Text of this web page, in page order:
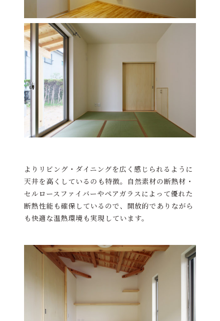
よりリビング・ダイニングを広く感じられるように
天井を高くしているのも特徴。自然素材の断熱材・
セルロースファイバーやペアガラスによって優れた
断熱性能も確保しているので、開放的でありながら
も快適な温熱環境も実現しています。